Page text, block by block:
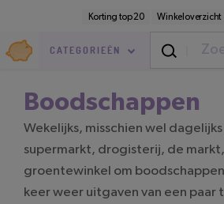
inhoud
Korting top 20 Winkeloverzicht
Goedkoop.nl
CATEGORIEËN
Boodschappen
Wekelijks, misschien wel
supermarkt, drogisterij, de
groentewinkel om
keer weer uitgaven van een